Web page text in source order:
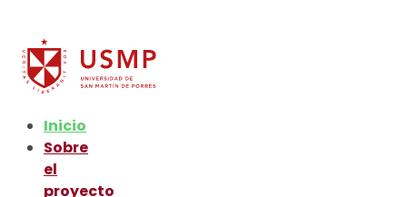
Inicio
Sobre
el
proyecto